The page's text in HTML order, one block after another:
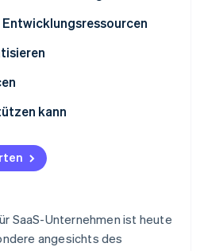
kann
SaaS-Unternehmen ist heute
angesichts des